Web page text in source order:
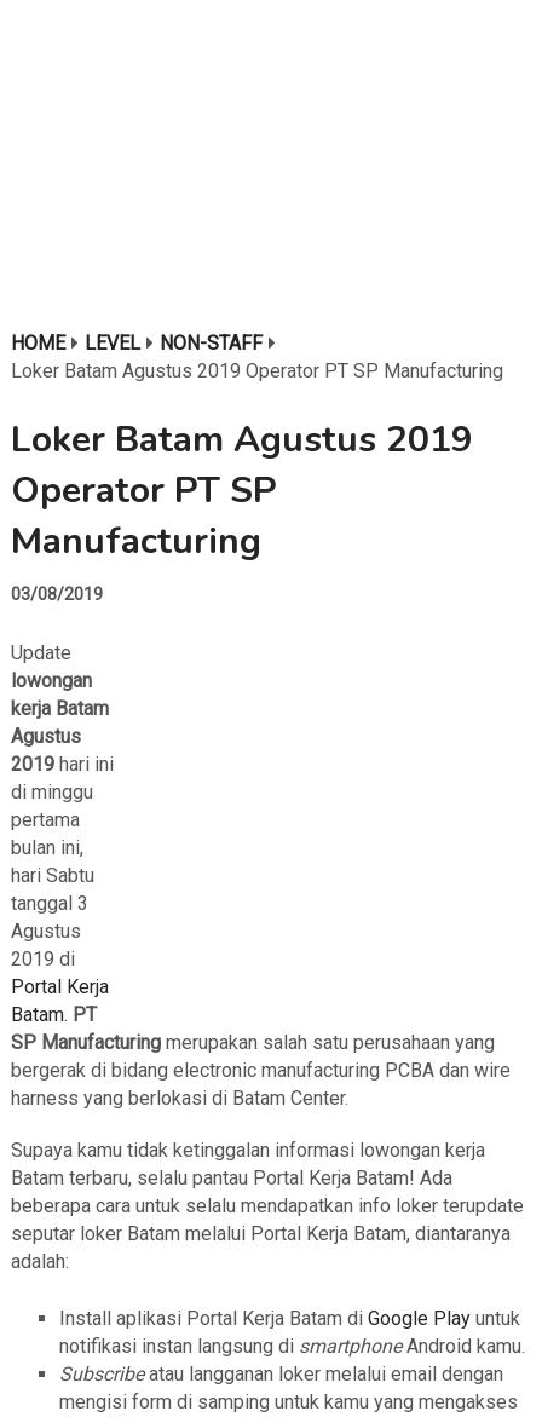
HOME LEVEL
NON-STAFF
Loker Batam Agustus 2019 Operator PT SP Manufacturing
Loker Batam Agustus 2019
Operator PT SP
Manufacturing
03/08/2019
Update
lowongan
kerja Batam
Agustus
2019 hari ini
di minggu
pertama
bulan ini,
hari Sabtu
tanggal 3
Agustus
2019 di
Portal Kerja
Batam. PT
SP Manufacturingmerupakan salah satu perusahaan yang
bergerak di bidang electronic manufacturing PCBA dan wire
harness yang berlokasi di Batam Center.
Supaya kamu tidak ketinggalan informasi lowongan kerja
Batam terbaru, selalu pantau Portal Kerja Batam! Ada
beberapa cara untuk selalu mendapatkan info loker terupdate
seputar loker Batam melalui Portal Kerja Batam, diantaranya
adalah:
Install aplikasi Portal Kerja Batam di Google Playuntuk
notifikasi instan langsung di smartphoneAndroid kamu.
Subscribeatau langganan loker melalui email dengan
mengisi form di samping untuk kamu yang mengakses